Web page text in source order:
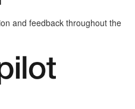
and feedback throughout the